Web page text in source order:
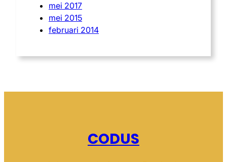
mei 2017
mei 2015
februari 2014
CODUS